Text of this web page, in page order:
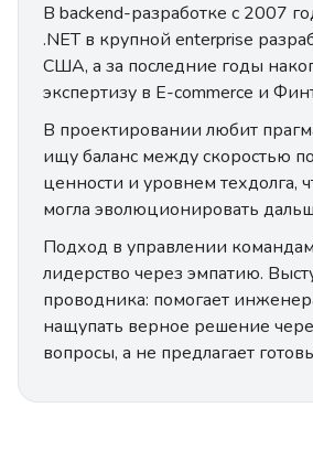
В backend-разработке с 2007
.NET в крупной enterprise
США, а за последние годы
экспертизу в E-commerce и
В проектировании любит
ищу баланс между скоростью
ценности и уровнем техдолга,
могла эволюционировать
Подход в управлении
лидерство через эмпатию.
проводника: помогает
нащупать верное решение
вопросы, а не предлагает